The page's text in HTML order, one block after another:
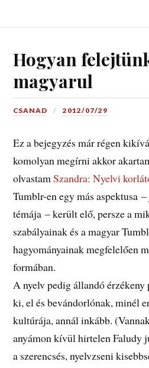
Hogyan
magyarul
CSANAD 2012/07/29
Ez a bejegyzés már régen
komolyan megírni akkor
olvastamSzandra: Nyelvi
Tumblr-en egy más aspektusa
témája – került elő, persze a
szabályainak és a magyar
hagyományainak megfelelően
formában.
A nyelv pedig állandó
ki, el és bevándorlónak, minél
kultúrája, annál inkább.
anyámon kívül hirtelen Faludy
a szerencsés, nyelvzseni